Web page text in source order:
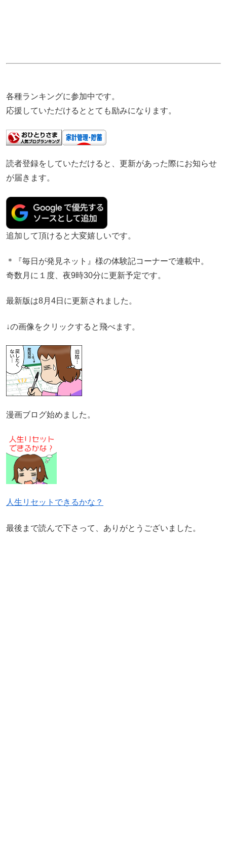
各種ランキングに参加中です。
応援していただけるととても励みになります。
読者登録をしていただけると、更新があった際にお知らせ
が届きます。
追加して頂けると大変嬉しいです。
＊『毎日が発見ネット』様の体験記コーナーで連載中。
奇数月に１度、夜9時30分に更新予定です。
最新版は8月4日に更新されました。
↓の画像をクリックすると飛べます。
漫画ブログ始めました。
人生リセットできるかな？
最後まで読んで下さって、ありがとうございました。